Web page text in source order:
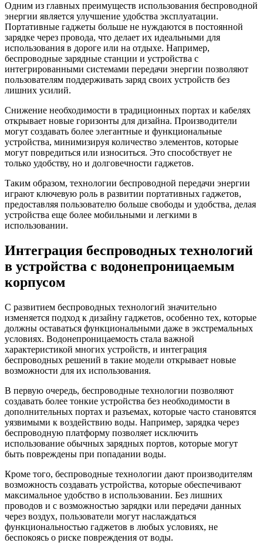
Одним из главных преимуществ использования беспроводной
энергии является улучшение удобства эксплуатации.
Портативные гаджеты больше не нуждаются в постоянной
зарядке через провода, что делает их идеальными для
использования в дороге или на отдыхе. Например,
беспроводные зарядные станции и устройства с
интегрированными системами передачи энергии позволяют
пользователям поддерживать заряд своих устройств без
лишних усилий.
Снижение необходимости в традиционных портах и кабелях
открывает новые горизонты для дизайна. Производители
могут создавать более элегантные и функциональные
устройства, минимизируя количество элементов, которые
могут повредиться или износиться. Это способствует не
только удобству, но и долговечности гаджетов.
Таким образом, технологии беспроводной передачи энергии
играют ключевую роль в развитии портативных гаджетов,
предоставляя пользователю больше свободы и удобства, делая
устройства еще более мобильными и легкими в
использовании.
Интеграция беспроводных технологий
в устройства с водонепроницаемым
корпусом
С развитием беспроводных технологий значительно
изменяется подход к дизайну гаджетов, особенно тех, которые
должны оставаться функциональными даже в экстремальных
условиях. Водонепроницаемость стала важной
характеристикой многих устройств, и интеграция
беспроводных решений в такие модели открывает новые
возможности для их использования.
В первую очередь, беспроводные технологии позволяют
создавать более тонкие устройства без необходимости в
дополнительных портах и разъемах, которые часто становятся
уязвимыми к воздействию воды. Например, зарядка через
беспроводную платформу позволяет исключить
использование обычных зарядных портов, которые могут
быть повреждены при попадании воды.
Кроме того, беспроводные технологии дают производителям
возможность создавать устройства, которые обеспечивают
максимальное удобство в использовании. Без лишних
проводов и с возможностью зарядки или передачи данных
через воздух, пользователи могут наслаждаться
функциональностью гаджетов в любых условиях, не
беспокоясь о риске повреждения от воды.